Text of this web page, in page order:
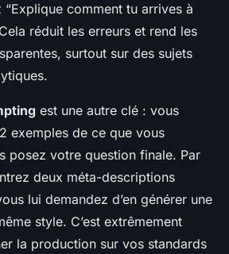
comment tu arrives à
réduit les erreurs et rend les
surtout sur des sujets
est une autre clé : vous
exemples de ce que vous
posez votre question finale. Par
deux méta-descriptions
lui demandez d’en générer une
style. C’est extrêmement
la production sur vos standards